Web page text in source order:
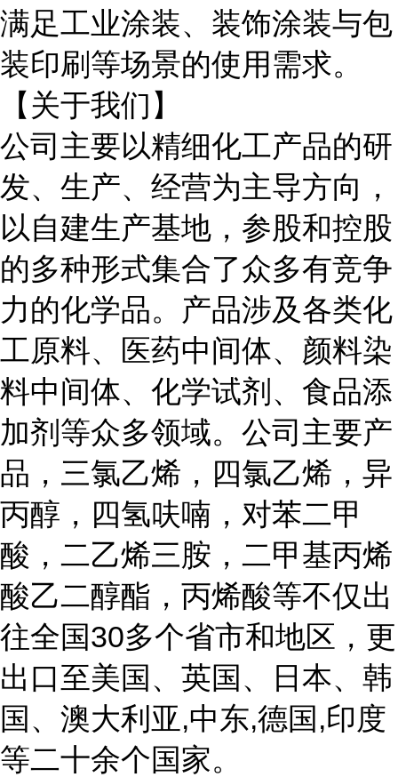
满足工业涂装、装饰涂装与包
装印刷等场景的使用需求。
【关于我们】
公司主要以精细化工产品的研
发、生产、经营为主导方向，
以自建生产基地，参股和控股
的多种形式集合了众多有竞争
力的化学品。产品涉及各类化
工原料、医药中间体、颜料染
料中间体、化学试剂、食品添
加剂等众多领域。公司主要产
品，三氯乙烯，四氯乙烯，异
丙醇，四氢呋喃，对苯二甲
酸，二乙烯三胺，二甲基丙烯
酸乙二醇酯，丙烯酸等不仅出
往全国30多个省市和地区，更
出口至美国、英国、日本、韩
国、澳大利亚,中东,德国,印度
等二十余个国家。